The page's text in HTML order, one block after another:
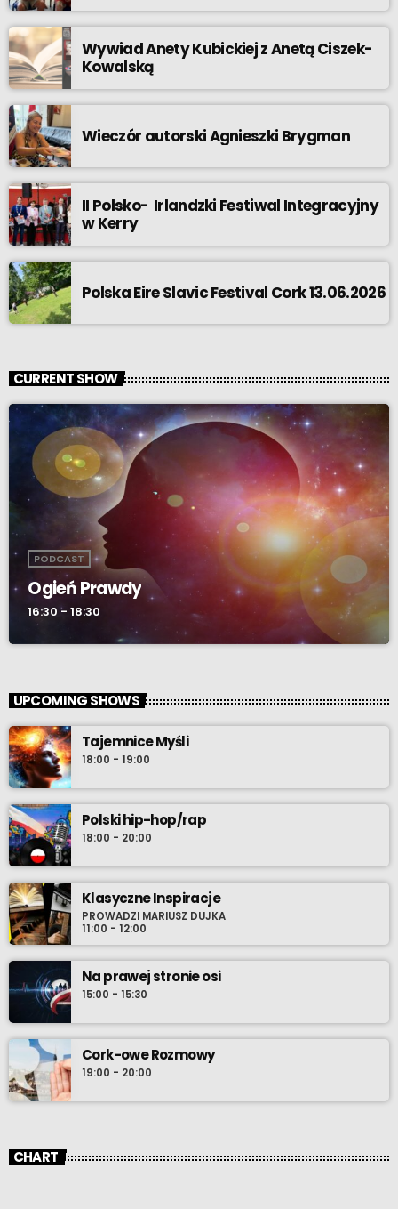
Wywiad Anety Kubickiej z Anetą Ciszek-
Kowalską
Wieczór autorski Agnieszki Brygman
II Polsko- Irlandzki Festiwal Integracyjny
w Kerry
Polska Eire Slavic Festival Cork 13.06.2026
CURRENT SHOW
PODCAST
Ogień Prawdy
16:30 - 18:30
UPCOMING SHOWS
Tajemnice Myśli
18:00 - 19:00
Polski hip-hop/rap
18:00 - 20:00
Klasyczne Inspiracje
PROWADZI MARIUSZ DUJKA
11:00 - 12:00
Na prawej stronie osi
15:00 - 15:30
Cork-owe Rozmowy
19:00 - 20:00
CHART